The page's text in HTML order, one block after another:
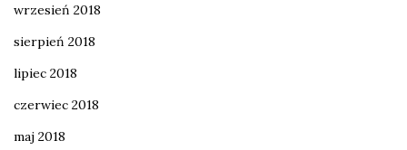
wrzesień 2018
sierpień 2018
lipiec 2018
czerwiec 2018
maj 2018